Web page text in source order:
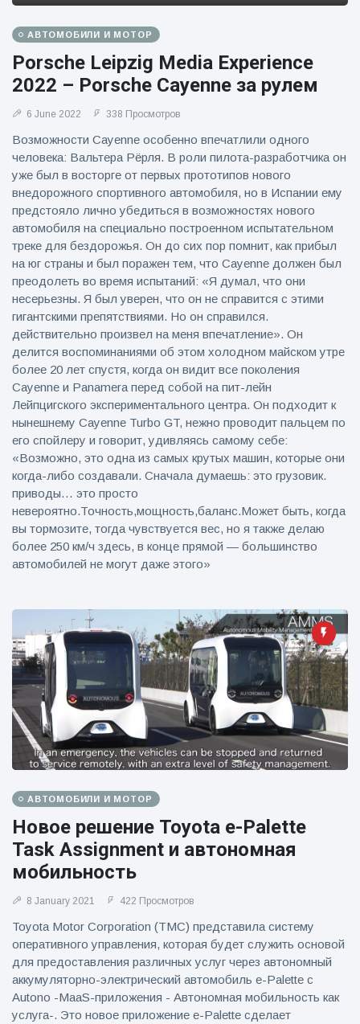
АВТОМОБИЛИ И МОТОР
Porsche Leipzig Media Experience
2022 – Porsche Cayenne за рулем
6 June 2022 338 Просмотров
Возможности Cayenne особенно впечатлили одного
человека: Вальтера Рёрля. В роли пилота-разработчика он
уже был в восторге от первых прототипов нового
внедорожного спортивного автомобиля, но в Испании ему
предстояло лично убедиться в возможностях нового
автомобиля на специально построенном испытательном
треке для бездорожья. Он до сих пор помнит, как прибыл
на юг страны и был поражен тем, что Cayenne должен был
преодолеть во время испытаний: «Я думал, что они
несерьезны. Я был уверен, что он не справится с этими
гигантскими препятствиями. Но он справился.
действительно произвел на меня впечатление». Он
делится воспоминаниями об этом холодном майском утре
более 20 лет спустя, когда он видит все поколения
Cayenne и Panamera перед собой на пит-лейн
Лейпцигского экспериментального центра. Он подходит к
нынешнему Cayenne Turbo GT, нежно проводит пальцем по
его спойлеру и говорит, удивляясь самому себе:
«Возможно, это одна из самых крутых машин, которые они
когда-либо создавали. Сначала думаешь: это грузовик.
приводы… это просто
невероятно.Точность,мощность,баланс.Может быть, когда
вы тормозите, тогда чувствуется вес, но я также делаю
более 250 км/ч здесь, в конце прямой — большинство
автомобилей не могут даже этого»
АВТОМОБИЛИ И МОТОР
Новое решение Toyota e-Palette
Task Assignment и автономная
мобильность
8 January 2021 422 Просмотров
Toyota Motor Corporation (TMC) представила систему
оперативного управления, которая будет служить основой
для предоставления различных услуг через автономный
аккумуляторно-электрический автомобиль e-Palette с
Autono -MaaS-приложения - Автономная мобильность как
услуга-. Это новое приложение e-Palette сделает